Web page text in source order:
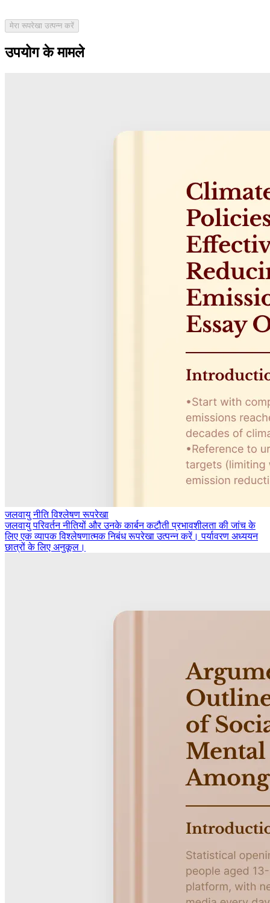
मेरा रूपरेखा उत्पन्न करें
उपयोग के मामले
जलवायु नीति विश्लेषण रूपरेखा
जलवायु परिवर्तन नीतियों और उनके कार्बन कटौती प्रभावशीलता की जांच के
लिए एक व्यापक विश्लेषणात्मक निबंध रूपरेखा उत्पन्न करें। पर्यावरण अध्ययन
छात्रों के लिए अनुकूल।